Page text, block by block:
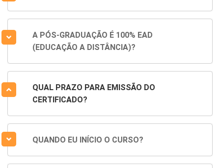
A PÓS-GRADUAÇÃO É 100% EAD
(EDUCAÇÃO A DISTÂNCIA)?
QUAL PRAZO PARA EMISSÃO DO
CERTIFICADO?
QUANDO EU INÍCIO O CURSO?